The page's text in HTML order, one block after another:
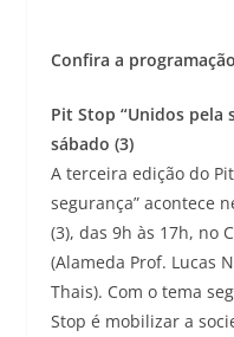
Confira a
Pit Stop “Unidos pela
sábado (3)
A terceira edição do
segurança” acontece
(3), das 9h às 17h, no
(Alameda Prof. Lucas
Thais). Com o tema
Stop é mobilizar a